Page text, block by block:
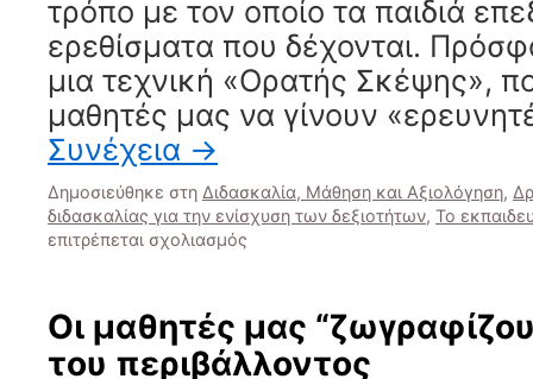
τρόπο με τον οποίο τα παιδιά
ερεθίσματα που δέχονται.
μια τεχνική «Ορατής Σκέψης»,
μαθητές μας να γίνουν
Συνέχεια →
Δημοσιεύθηκε στη Διδασκαλία, Μάθηση και Αξιολόγηση,
διδασκαλίας για την ενίσχυση των δεξιοτήτων, Το
επιτρέπεται σχολιασμός
Αναρωτιέμαι»
Οι μαθητές μας
του περιβάλλοντος